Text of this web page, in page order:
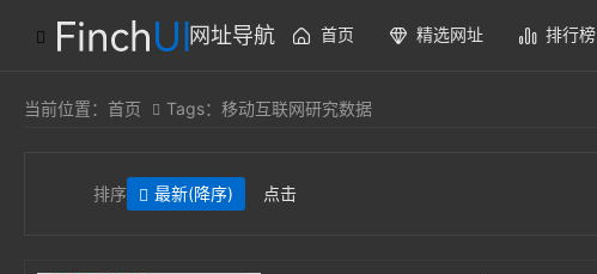
网址导航 首页 精选网址 排行榜
当前位置： 首页 Tags：移动互联网研究数据
排序 最新(降序) 点击